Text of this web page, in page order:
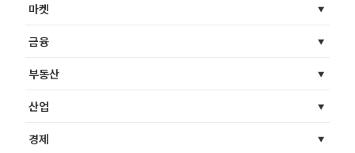
마켓
금융
부동산
산업
경제